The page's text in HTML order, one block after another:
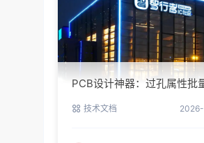
PCB设计神器：过孔属性批
技术文档